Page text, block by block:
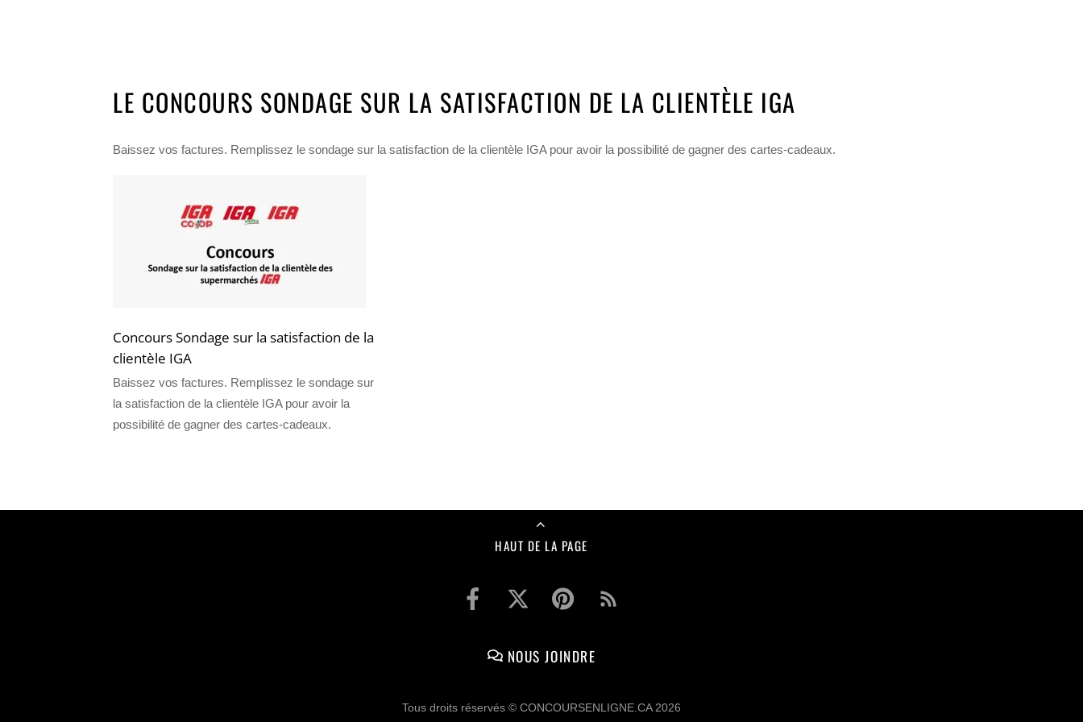
LE CONCOURS SONDAGE SUR LA SATISFACTION DE LA CLIENTÈLE IGA
Baissez vos factures. Remplissez le sondage sur la satisfaction de la clientèle IGA pour avoir la possibilité de gagner des cartes-cadeaux.
Concours Sondage sur la satisfaction de la
clientèle IGA
Baissez vos factures. Remplissez le sondage sur
la satisfaction de la clientèle IGA pour avoir la
possibilité de gagner des cartes-cadeaux.
HAUT DE LA PAGE
NOUS JOINDRE
Tous droits réservés © CONCOURSENLIGNE.CA 2026